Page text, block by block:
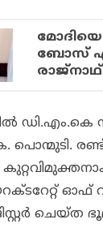
മോദിയെ
ബോസ്
പൊന്മുടി.
ചെയ്ത